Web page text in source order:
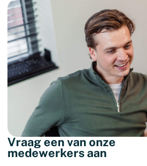
Vraag een van onze
medewerkers aan